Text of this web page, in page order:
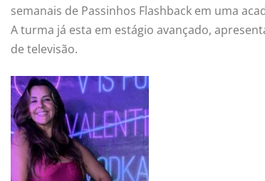
semanais de Passinhos Flashback em uma
A turma já esta em estágio avançado,
de televisão.